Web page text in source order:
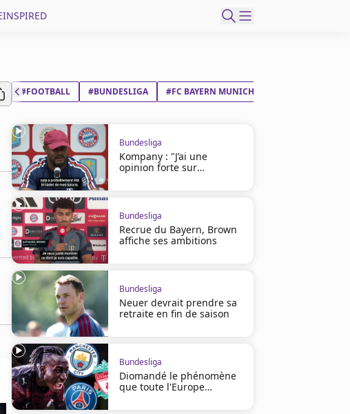
#FOOTBALL #BUNDESLIGA #FC BAYERN MUNICH
Bundesliga
Kompany : "J’ai une
opinion forte sur
Bundesliga
Recrue du Bayern, Brown
affiche ses ambitions
Bundesliga
Neuer devrait prendre sa
retraite en fin de saison
Bundesliga
Diomandé le phénomène
que toute l'Europe